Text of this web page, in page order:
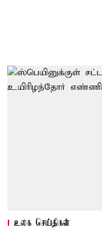
உலக செய்திகள்